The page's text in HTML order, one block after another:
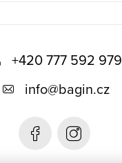
+420 777 592 979
info@bagin.cz